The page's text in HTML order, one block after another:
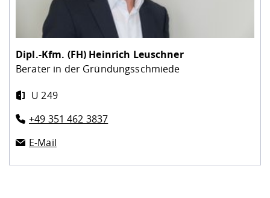
Dipl.-Kfm. (FH) Heinrich Leuschner
Berater in der Gründungsschmiede
U 249
+49 351 462 3837
E-Mail